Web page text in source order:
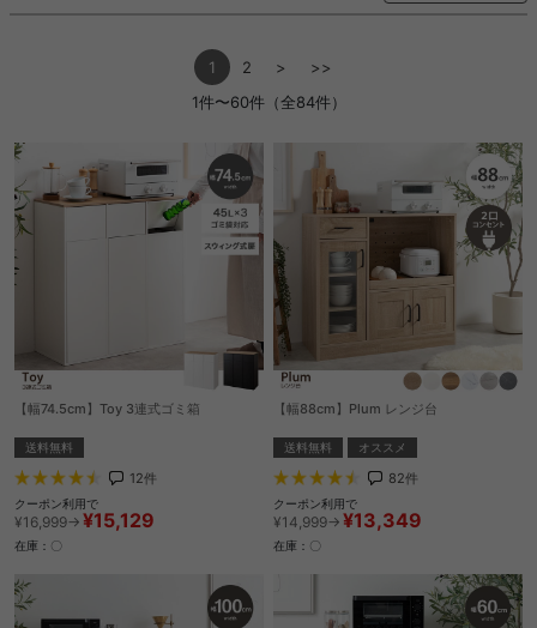
1 2 >
>>
1件〜60件（全84件）
【幅74.5cm】Toy 3連式ゴミ箱
送料無料
12件
クーポン利用で
¥16,999→ ¥15,129
在庫：〇
【幅88cm】Plum レンジ台
送料無料 オススメ
82件
クーポン利用で
¥14,999→ ¥13,349
在庫：〇